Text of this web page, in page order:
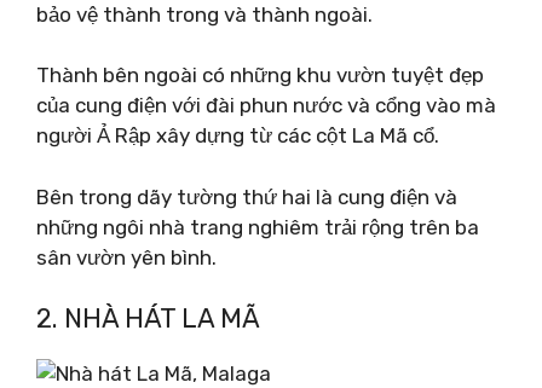
bảo vệ thành trong và thành ngoài.
Thành bên ngoài có những khu vườn tuyệt đẹp
của cung điện với đài phun nước và cổng vào mà
người Ả Rập xây dựng từ các cột La Mã cổ.
Bên trong dãy tường thứ hai là cung điện và
những ngôi nhà trang nghiêm trải rộng trên ba
sân vườn yên bình.
2. NHÀ HÁT LA MÃ